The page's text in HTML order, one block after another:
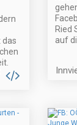
das
Ried
auf